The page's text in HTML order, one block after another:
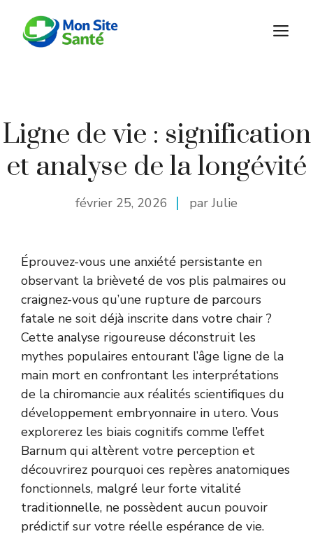
contenu
Ligne de vie : signification
et analyse de la longévité
février 25, 2026 par Julie
Éprouvez-vous une anxiété persistante en
observant la brièveté de vos plis palmaires ou
craignez-vous qu’une rupture de parcours
fatale ne soit déjà inscrite dans votre chair ?
Cette analyse rigoureuse déconstruit les
mythes populaires entourant l’âge ligne de la
main mort en confrontant les interprétations
de la chiromancie aux réalités scientifiques du
développement embryonnaire in utero. Vous
explorerez les biais cognitifs comme l’effet
Barnum qui altèrent votre perception et
découvrirez pourquoi ces repères anatomiques
fonctionnels, malgré leur forte vitalité
traditionnelle, ne possèdent aucun pouvoir
prédictif sur votre réelle espérance de vie.